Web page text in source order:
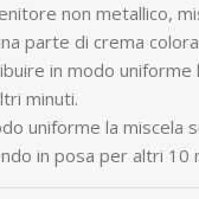
non metallico,
parte di crema
in modo
minuti.
uniforme la miscela
in posa per altri 10